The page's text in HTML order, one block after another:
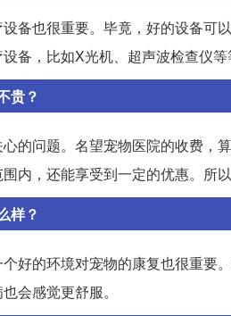
备也很重要。毕竟，好的设备可
备，比如X光机、超声波检查仪
贵？
的问题。名望宠物医院的收费，
内，还能享受到一定的优惠。所
样？
好的环境对宠物的康复也很重要
会感觉更舒服。